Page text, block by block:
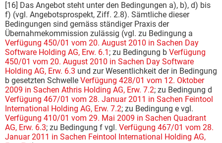
[16] Das Angebot steht unter den Bedingungen a), b), d) bis
f) (vgl. Angebotsprospekt, Ziff. 2.8). Sämtliche dieser
Bedingungen sind gemäss ständiger Praxis der
Übernahmekommission zulässig (vgl. zu Bedingung a
Verfügung 450/01 vom 20. August 2010 in Sachen Day
Software Holding AG, Erw. 6.1 ; zu Bedingung b Verfügung
450/01 vom 20. August 2010 in Sachen Day Software
Holding AG, Erw. 6.3 und zur Wesentlichkeit der in Bedingung
b gesetzten Schwelle Verfügung 428/01 vom 12. Oktober
2009 in Sachen Athris Holding AG, Erw. 7.2; zu Bedingung d
Verfügung 467/01 vom 28. Januar 2011 in Sachen Feintool
International Holding AG, Erw. 7.2; zu Bedingung e vgl.
Verfügung 410/01 vom 29. Mai 2009 in Sachen Quadrant
AG, Erw. 6.3; zu Bedingung f vgl. Verfügung 467/01 vom 28.
Januar 2011 in Sachen Feintool International Holding AG,